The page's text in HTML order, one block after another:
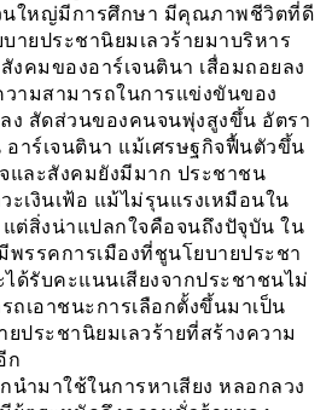
นใหญ่มีการศึกษา มีคุณภาพชีวิตที่ดี
ายประชานิยมเลวร้ายมาบริหาร
งคมของอาร์เจนตินา เสื่อมถอยลง
วามสามารถในการแข่งขันของ
ง สัดส่วนของคนจนพุ่งสูงขึ้น อัตรา
อาร์เจนตินา แม้เศรษฐกิจฟื้นตัวขึ้น
และสังคมยังมีมาก ประชาชน
เงินเฟ้อ แม้ไม่รุนแรงเหมือนใน
ต่สิ่งน่าแปลกใจคือจนถึงปัจุบัน ใน
พรรคการเมืองที่ชูนโยบายประชา
ด้รับคะแนนเสียงจากประชาชนไม่
ถเอาชนะการเลือกตั้งขึ้นมาเป็น
ประชานิยมเลวร้ายที่สร้างความ
ก
นำมาใช้ในการหาเสียง หลอกลวง